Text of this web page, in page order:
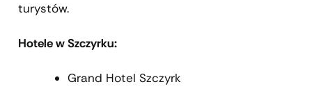
turystów.
Hotele w Szczyrku:
Grand Hotel Szczyrk